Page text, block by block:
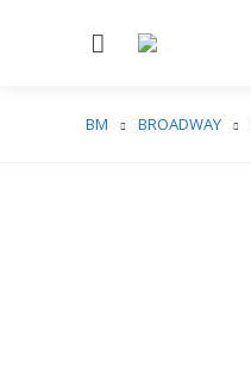
Menu
BM BROADWAY